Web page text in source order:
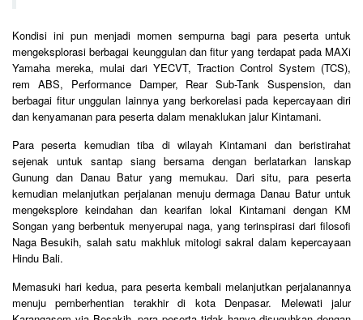
Kondisi ini pun menjadi momen sempurna bagi para peserta untuk
mengeksplorasi berbagai keunggulan dan fitur yang terdapat pada MAXi
Yamaha mereka, mulai dari YECVT, Traction Control System (TCS),
rem ABS, Performance Damper, Rear Sub-Tank Suspension, dan
berbagai fitur unggulan lainnya yang berkorelasi pada kepercayaan diri
dan kenyamanan para peserta dalam menaklukan jalur Kintamani.
Para peserta kemudian tiba di wilayah Kintamani dan beristirahat
sejenak untuk santap siang bersama dengan berlatarkan lanskap
Gunung dan Danau Batur yang memukau. Dari situ, para peserta
kemudian melanjutkan perjalanan menuju dermaga Danau Batur untuk
mengeksplore keindahan dan kearifan lokal Kintamani dengan KM
Songan yang berbentuk menyerupai naga, yang terinspirasi dari filosofi
Naga Besukih, salah satu makhluk mitologi sakral dalam kepercayaan
Hindu Bali.
Memasuki hari kedua, para peserta kembali melanjutkan perjalanannya
menuju pemberhentian terakhir di kota Denpasar. Melewati jalur